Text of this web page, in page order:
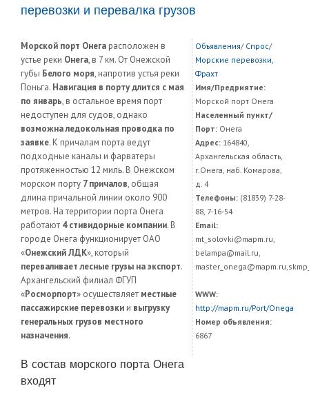
перевозки и перевалка грузов
Морской порт Онега расположен в
устье реки Онега, в 7 км. От Онежской
губы Белого моря, напротив устья реки
Поньга. Навигация в порту длится с мая
по январь, в остальное время порт
недоступен для судов, однако
возможна ледокольная проводка по
заявке. К причалам порта ведут
подходные каналы и фарватеры
протяженностью 12 миль. В Онежском
морском порту 7 причалов, общая
длина причальной линии около 900
метров. На территории порта Онега
работают 4 стивидорные компании. В
городе Онега функционирует ОАО
«Онежский ЛДК», который
переваливает лесные грузы на экспорт.
Архангельский филиал ФГУП
«Росморпорт» осуществляет местные
пассажирские перевозки и выгрузку
генеральных грузов местного
назначения.
В состав морского порта Онега
входят
Объявления/ Спрос/
Морские перевозки,
Фрахт
Имя/Предриятие:
Морской порт Онега
Населенный пункт/
Порт:Онега
Адрес:164840,
Архангельская область,
г.Онега, наб. Комарова,
д. 4
Телефоны:(81839) 7-28-
88, 7-16-54
Email:
mt_solovki@mapm.ru,
belampa@mail.ru,
WWW:
http://mapm.ru/Port/Onega
Номер объявления:
6867